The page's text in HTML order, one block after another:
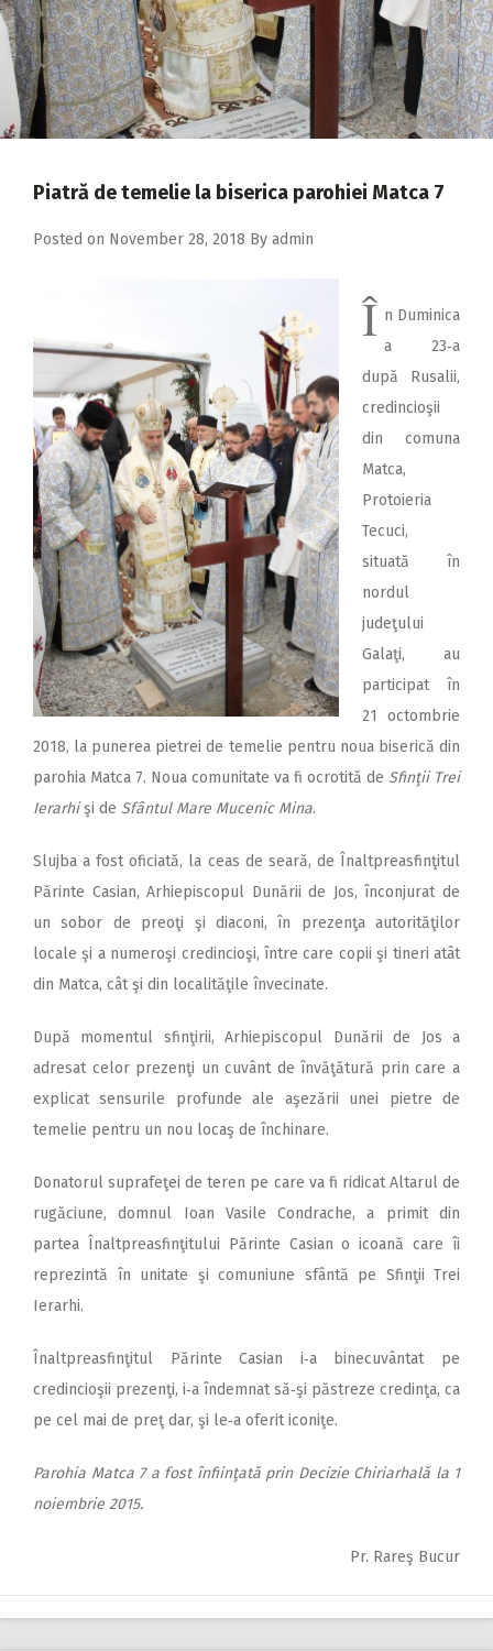
2018
2017
2016
2015
Piatră de temelie la biserica parohiei Matca 7
Posted on November 28, 2018 By admin
Î n Duminica
a 23‑a
după Rusalii,
credincioşii
din comuna
Matca,
Protoieria
Tecuci,
situată în
nordul
judeţului
Galaţi, au
participat în
21 octombrie
2018, la punerea pietrei de temelie pentru noua biserică din
parohia Matca 7. Noua comunitate va fi ocrotită de Sfinţii Trei
Ierarhişi de Sfântul Mare Mucenic Mina.
Slujba a fost oficiată, la ceas de seară, de Înaltpreasfinţitul
Părinte Casian, Arhiepiscopul Dunării de Jos, înconjurat de
un sobor de preoţi şi diaconi, în prezenţa autorităţilor
locale şi a numeroşi credincioşi, între care copii şi tineri atât
din Matca, cât şi din localităţile învecinate.
După momentul sfinţirii, Arhiepiscopul Dunării de Jos a
adresat celor prezenţi un cuvânt de învăţătură prin care a
explicat sensurile profunde ale aşezării unei pietre de
temelie pentru un nou locaş de închinare.
Donatorul suprafeţei de teren pe care va fi ridicat Altarul de
rugăciune, domnul Ioan Vasile Condrache, a primit din
partea Înaltpreasfinţitului Părinte Casian o icoană care îi
reprezintă în unitate şi comuniune sfântă pe Sfinţii Trei
Ierarhi.
Înaltpreasfinţitul Părinte Ca­sian i‑a binecuvântat pe
credincioşii prezenţi, i‑a îndemnat să‑şi păstreze credinţa, ca
pe cel mai de preţ dar, şi le‑a oferit iconiţe.
Parohia Matca 7 a fost înfiinţată prin Decizie Chiriarhală la 1
noiembrie 2015.
Pr. Rareş Bucur